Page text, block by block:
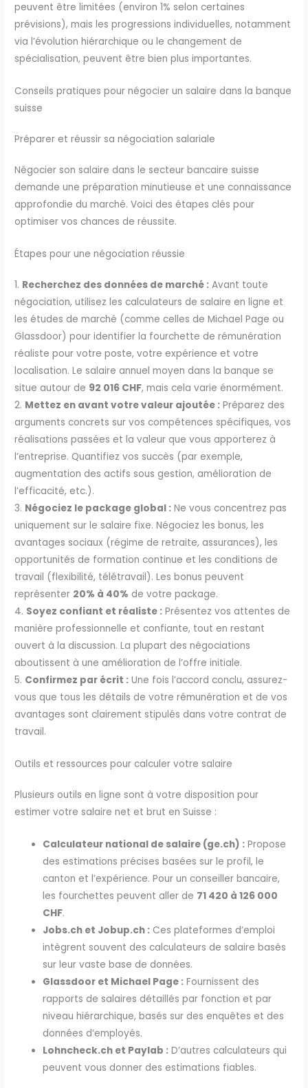
peuvent être limitées (environ 1% selon certaines
prévisions), mais les progressions individuelles, notamment
via l’évolution hiérarchique ou le changement de
spécialisation, peuvent être bien plus importantes.
Conseils pratiques pour négocier un salaire dans la banque
suisse
Préparer et réussir sa négociation salariale
Négocier son salaire dans le secteur bancaire suisse
demande une préparation minutieuse et une connaissance
approfondie du marché. Voici des étapes clés pour
optimiser vos chances de réussite.
Étapes pour une négociation réussie
1. Recherchez des données de marché : Avant toute
négociation, utilisez les calculateurs de salaire en ligne et
les études de marché (comme celles de Michael Page ou
Glassdoor) pour identifier la fourchette de rémunération
réaliste pour votre poste, votre expérience et votre
localisation. Le salaire annuel moyen dans la banque se
situe autour de 92 016 CHF, mais cela varie énormément.
2. Mettez en avant votre valeur ajoutée : Préparez des
arguments concrets sur vos compétences spécifiques, vos
réalisations passées et la valeur que vous apporterez à
l’entreprise. Quantifiez vos succès (par exemple,
augmentation des actifs sous gestion, amélioration de
l’efficacité, etc.).
3. Négociez le package global : Ne vous concentrez pas
uniquement sur le salaire fixe. Négociez les bonus, les
avantages sociaux (régime de retraite, assurances), les
opportunités de formation continue et les conditions de
travail (flexibilité, télétravail). Les bonus peuvent
représenter 20% à 40% de votre package.
4. Soyez confiant et réaliste : Présentez vos attentes de
manière professionnelle et confiante, tout en restant
ouvert à la discussion. La plupart des négociations
aboutissent à une amélioration de l’offre initiale.
5. Confirmez par écrit : Une fois l’accord conclu, assurez-
vous que tous les détails de votre rémunération et de vos
avantages sont clairement stipulés dans votre contrat de
travail.
Outils et ressources pour calculer votre salaire
Plusieurs outils en ligne sont à votre disposition pour
estimer votre salaire net et brut en Suisse :
Calculateur national de salaire (ge.ch) : Propose
des estimations précises basées sur le profil, le
canton et l’expérience. Pour un conseiller bancaire,
les fourchettes peuvent aller de 71 420 à 126 000
CHF.
Jobs.ch et Jobup.ch : Ces plateformes d’emploi
intègrent souvent des calculateurs de salaire basés
sur leur vaste base de données.
Glassdoor et Michael Page : Fournissent des
rapports de salaires détaillés par fonction et par
niveau hiérarchique, basés sur des enquêtes et des
données d’employés.
Lohncheck.ch et Paylab : D’autres calculateurs qui
peuvent vous donner des estimations fiables.